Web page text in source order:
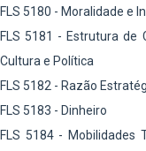
FLS 5180 - Moralidade e
FLS 5181 - Estrutura de
Cultura e Política
FLS 5182 - Razão
FLS 5183 - Dinheiro
FLS 5184 - Mobilidades